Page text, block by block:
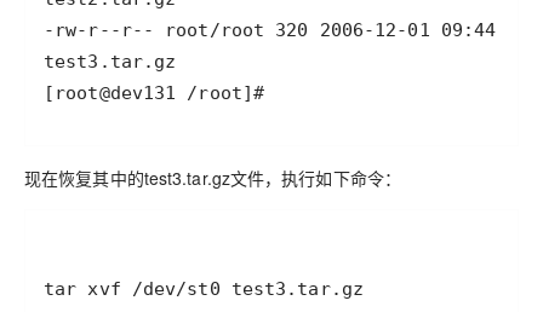
[root@dev131 /root]#
现在恢复其中的test3.tar.gz文件，执行如下命令：
tar xvf /dev/st0 test3.tar.gz